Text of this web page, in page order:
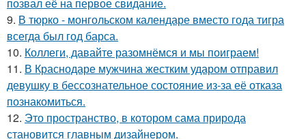
9. В тюрко - монгольском календаре вместо года тигра
всегда был год барса.
10. Коллеги, давайте разомнёмся и мы поиграем!
11. В Краснодаре мужчина жестким ударом отправил
девушку в бессознательное состояние из-за её отказа
познакомиться.
12. Это пространство, в котором сама природа
становится главным дизайнером.